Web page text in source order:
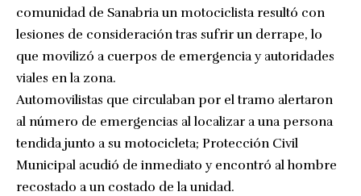
comunidad de Sanabria un motociclista resultó con
lesiones de consideración tras sufrir un derrape, lo
que movilizó a cuerpos de emergencia y autoridades
viales en la zona.
Automovilistas que circulaban por el tramo alertaron
al número de emergencias al localizar a una persona
tendida junto a su motocicleta; Protección Civil
Municipal acudió de inmediato y encontró al hombre
recostado a un costado de la unidad.